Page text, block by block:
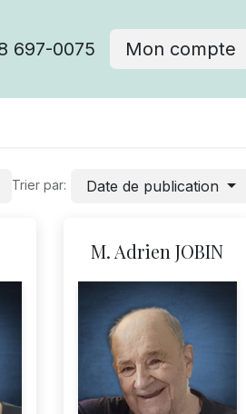
697-0075 Mon compte
Trier par: Date de publication
M. Adrien JOBIN